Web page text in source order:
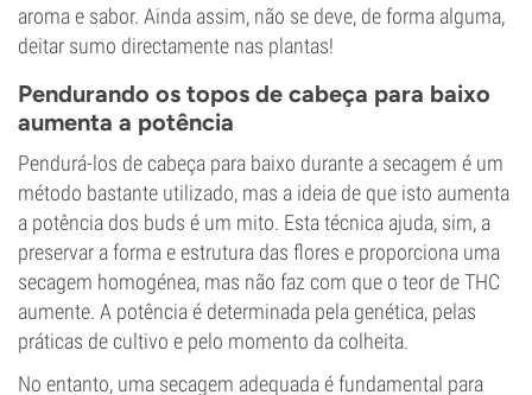
aroma e sabor. Ainda assim, não se deve, de forma alguma,
deitar sumo directamente nas plantas!
Pendurando os topos de cabeça para baixo
aumenta a potência
Pendurá-los de cabeça para baixo durante a secagem é um
método bastante utilizado, mas a ideia de que isto aumenta
a potência dos buds é um mito. Esta técnica ajuda, sim, a
preservar a forma e estrutura das flores e proporciona uma
secagem homogénea, mas não faz com que o teor de THC
aumente. A potência é determinada pela genética, pelas
práticas de cultivo e pelo momento da colheita.
No entanto, uma secagem adequada é fundamental para